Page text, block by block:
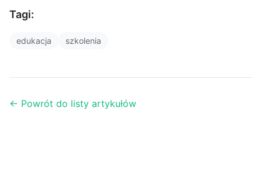
Tagi:
edukacja szkolenia
← Powrót do listy artykułów